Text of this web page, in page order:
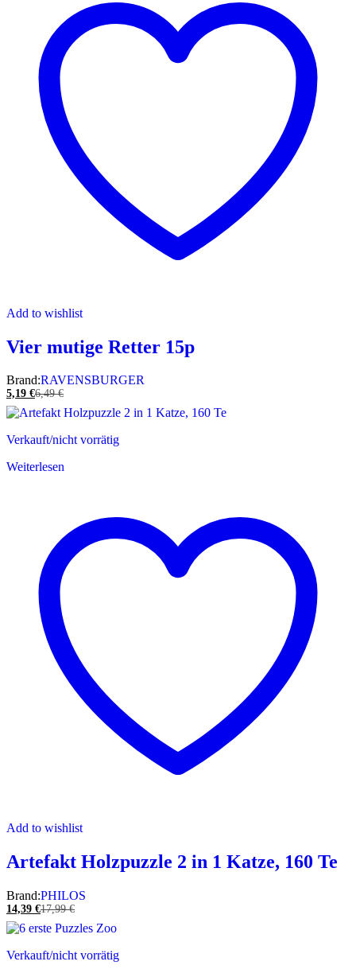
Add to wishlist
Vier mutige Retter 15p
Brand:RAVENSBURGER
5,19 €6,49€
Verkauft/nicht vorrätig
Weiterlesen
Add to wishlist
Artefakt Holzpuzzle 2 in 1 Katze, 160 Te
Brand:PHILOS
14,39 €17,99€
Verkauft/nicht vorrätig